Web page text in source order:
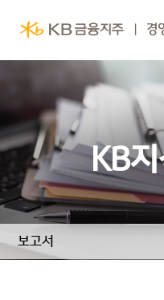
KB
보고서